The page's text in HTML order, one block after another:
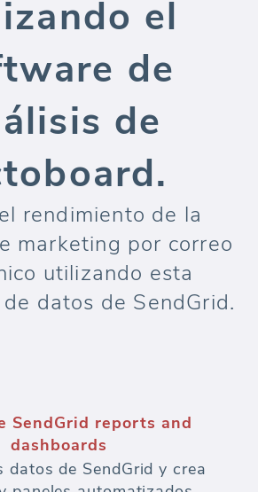
el
de
de
rendimiento de la
marketing por correo
utilizando esta
datos de SendGrid.
SendGrid reports and
dashboards
datos de SendGrid y crea